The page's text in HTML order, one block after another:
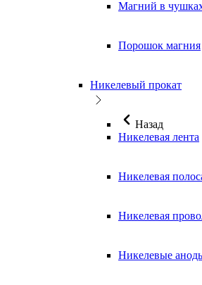
Магний в
Порошок магния
Никелевый прокат
Назад
Никелевая лента
Никелевая
Никелевая
Никелевые